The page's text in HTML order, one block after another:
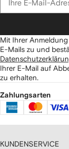
Mit Ihrer
E-Mails zu und
Ihrer E-Mail auf
zu erhalten.
Zahlungsarten
KUNDENSERVICE